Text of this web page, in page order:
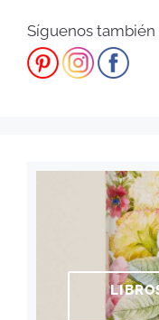
Síguenos también